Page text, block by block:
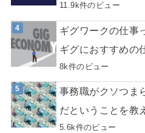
11.9k件のビュー
ギグワークの仕事
ギグにおすすめの
8k件のビュー
事務職がクソつま
だということを教
5.6k件のビュー